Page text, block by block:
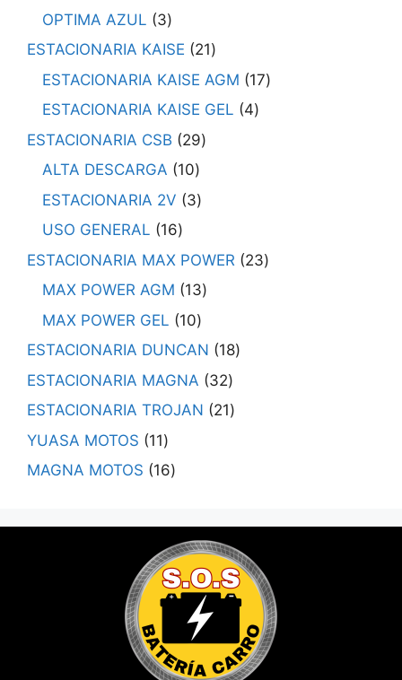
OPTIMA AZUL
3
ESTACIONARIA KAISE
21
ESTACIONARIA KAISE AGM
17
ESTACIONARIA KAISE GEL
4
ESTACIONARIA CSB
29
ALTA DESCARGA
10
ESTACIONARIA 2V
3
USO GENERAL
16
ESTACIONARIA MAX POWER
23
MAX POWER AGM
13
MAX POWER GEL
10
ESTACIONARIA DUNCAN
18
ESTACIONARIA MAGNA
32
ESTACIONARIA TROJAN
21
YUASA MOTOS
11
MAGNA MOTOS
16